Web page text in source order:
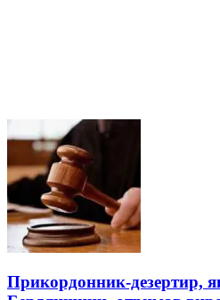
Прикордонник-дезертир,